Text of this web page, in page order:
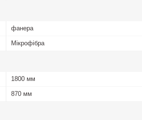
фанера
Мікрофібра
1800 мм
870 мм